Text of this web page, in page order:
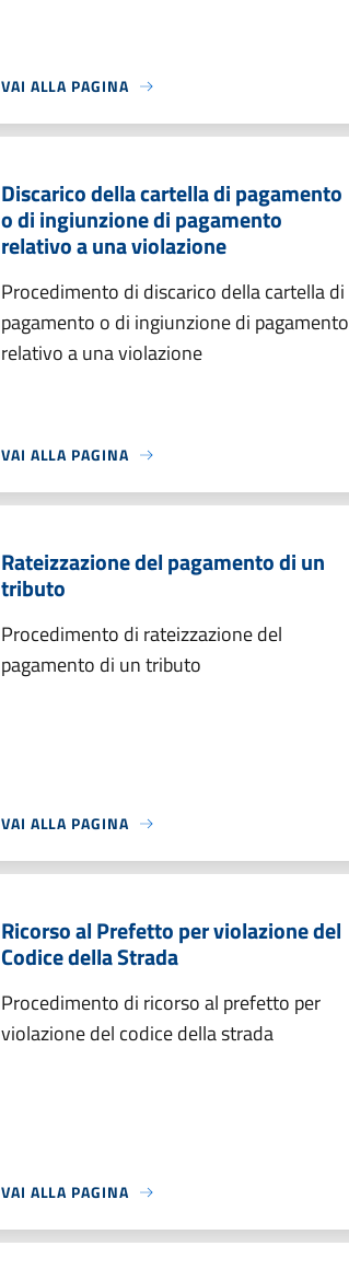
VAI ALLA PAGINA
Discarico della cartella di pagamento
o di ingiunzione di pagamento
relativo a una violazione
Procedimento di discarico della cartella di
pagamento o di ingiunzione di pagamento
relativo a una violazione
VAI ALLA PAGINA
Rateizzazione del pagamento di un
tributo
Procedimento di rateizzazione del
pagamento di un tributo
VAI ALLA PAGINA
Ricorso al Prefetto per violazione del
Codice della Strada
Procedimento di ricorso al prefetto per
violazione del codice della strada
VAI ALLA PAGINA